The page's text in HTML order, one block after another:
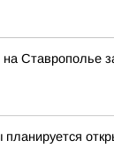
Ставрополье